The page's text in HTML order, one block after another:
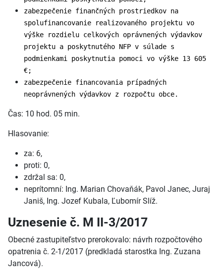
zabezpečenie finančných prostriedkov na
spolufinancovanie realizovaného projektu vo
výške rozdielu celkových oprávnených výdavkov
projektu a poskytnutého NFP v súlade s
podmienkami poskytnutia pomoci vo výške 13 605
€;
zabezpečenie financovania prípadných
neoprávnených výdavkov z rozpočtu obce.
Čas: 10 hod. 05 min.
Hlasovanie:
za: 6,
proti: 0,
zdržal sa: 0,
neprítomní: Ing. Marian Chovaňák, Pavol Janec, Juraj
Janiš, Ing. Jozef Kubala, Ľubomír Slíž.
Uznesenie č. M II-3/2017
Obecné zastupiteľstvo prerokovalo: návrh rozpočtového
opatrenia č. 2-1/2017 (predkladá starostka Ing. Zuzana
Jancová).